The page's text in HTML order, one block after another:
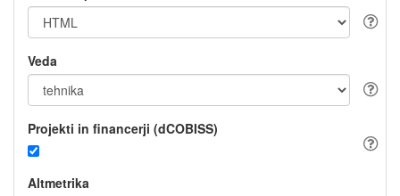
Veda
Projekti in financerji (dCOBISS)
Altmetrika